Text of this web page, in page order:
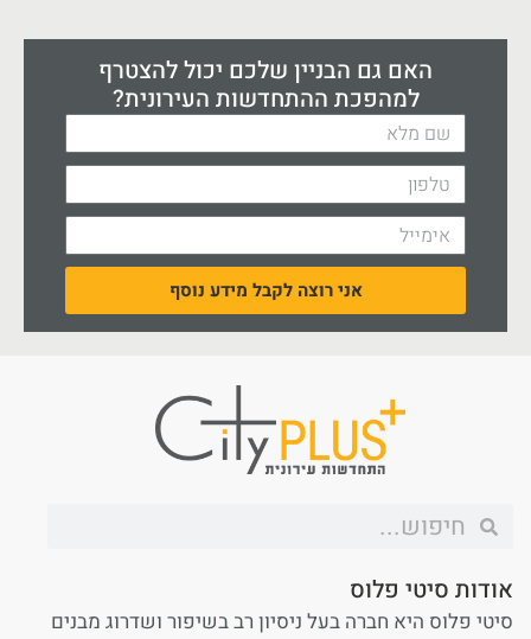
האם גם הבניין שלכם יכול להצטרף
למהפכת ההתחדשות העירונית?
אני רוצה לקבל מידע נוסף
אודות סיטי פלוס
סיטי פלוס היא חברה בעל ניסיון רב בשיפור ושדרוג מבנים